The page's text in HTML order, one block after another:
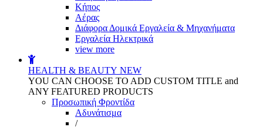
Kήπος
Αέρας
Διάφορα Δομικά Εργαλεία & Μηχανήματα
Εργαλεία Ηλεκτρικά
view more
HEALTH & BEAUTY NEW
YOU CAN CHOOSE TO ADD CUSTOM TITLE and
ANY FEATURED PRODUCTS
Προσωπική Φροντίδα
Αδυνάτισμα
/